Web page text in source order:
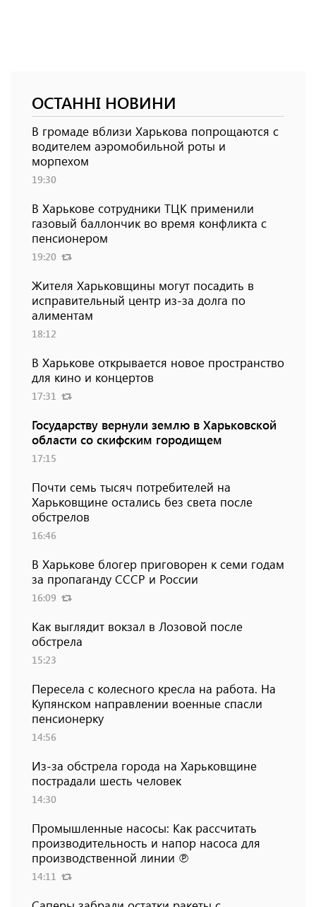
ОСТАННІ НОВИНИ
В громаде вблизи Харькова попрощаются с
водителем аэромобильной роты и
морпехом
19:30
В Харькове сотрудники ТЦК применили
газовый баллончик во время конфликта с
пенсионером
19:20
Жителя Харьковщины могут посадить в
исправительный центр из-за долга по
алиментам
18:12
В Харькове открывается новое пространство
для кино и концертов
17:31
Государству вернули землю в Харьковской
области со скифским городищем
17:15
Почти семь тысяч потребителей на
Харьковщине остались без света после
обстрелов
16:46
В Харькове блогер приговорен к семи годам
за пропаганду СССР и России
16:09
Как выглядит вокзал в Лозовой после
обстрела
15:23
Пересела с колесного кресла на работа. На
Купянском направлении военные спасли
пенсионерку
14:56
Из-за обстрела города на Харьковщине
пострадали шесть человек
14:30
Промышленные насосы: Как рассчитать
производительность и напор насоса для
производственной линии ℗
14:11